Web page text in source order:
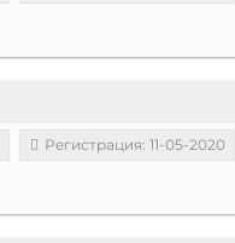
Регистрация: 11-05-2020